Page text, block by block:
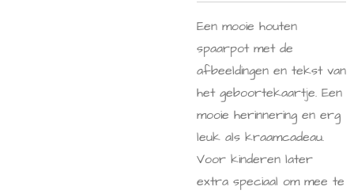
Een mooie houten
spaarpot met de
afbeeldingen en tekst van
het geboortekaartje. Een
mooie herinnering en erg
leuk als kraamcadeau.
Voor kinderen later
extra speciaal om mee te